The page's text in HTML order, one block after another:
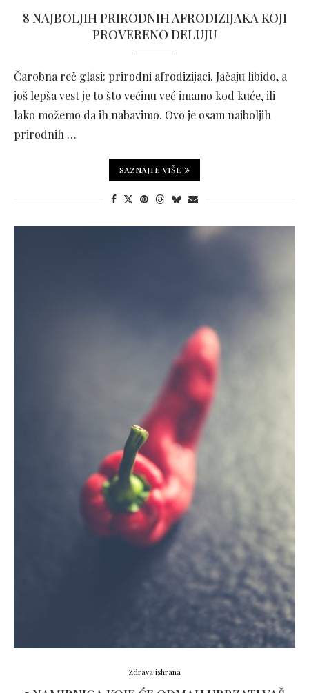
8 NAJBOLJIH PRIRODNIH AFRODIZIJAKA KOJI
PROVERENO DELUJU
Čarobna reč glasi: prirodni afrodizijaci. Jačaju libido, a
još lepša vest je to što većinu već imamo kod kuće, ili
lako možemo da ih nabavimo. Ovo je osam najboljih
prirodnih …
SAZNAJTE VIŠE
Zdrava ishrana